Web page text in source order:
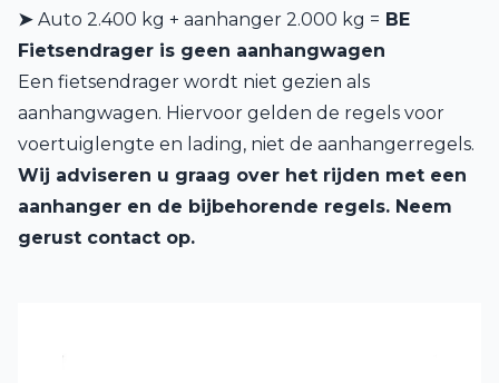
➤ Auto 2.400 kg + aanhanger 2.000 kg = BE
Fietsendrager is geen aanhangwagen
Een fietsendrager wordt niet gezien als
aanhangwagen. Hiervoor gelden de regels voor
voertuiglengte en lading, niet de aanhangerregels.
Wij adviseren u graag over het rijden met een
aanhanger en de bijbehorende regels. Neem
gerust contact op.